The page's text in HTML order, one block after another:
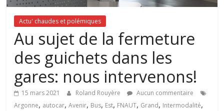
Actu' chaudes et polémiques
Au sujet de la fermeture
des guichets dans les
gares: nous intervenons!
15 mars 2021 Roland Rouyère
Aucun commentaire
Argonne, autocar,Avenir, Bus, Est, FNAUT, Grand, Intermodalité,